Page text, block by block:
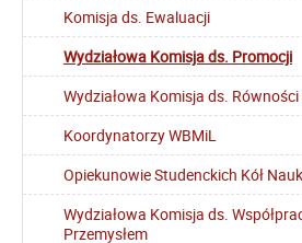
Komisja ds. Ewaluacji
Wydziałowa Komisja ds. Promocji
Wydziałowa Komisja ds. Równości
Koordynatorzy WBMiL
Opiekunowie Studenckich Kół
Wydziałowa Komisja ds.
Przemysłem